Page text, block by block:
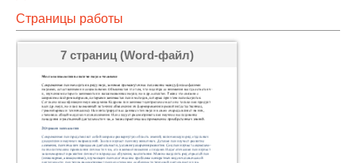
Страницы работы
7 страниц (Word-файл)